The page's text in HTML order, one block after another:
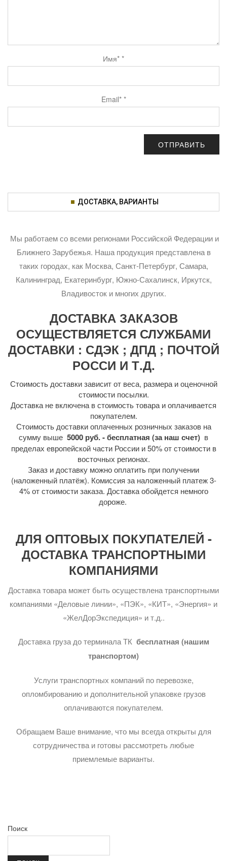
Имя* *
Email* *
ДОСТАВКА, ВАРИАНТЫ
Мы работаем со всеми регионами Российской Федерации и
Ближнего Зарубежья. Наша продукция представлена в
таких городах, как Москва, Санкт-Петербург, Самара,
Калининград, Екатеринбург, Южно-Сахалинск, Иркутск,
Владивосток и многих других.
ДОСТАВКА ЗАКАЗОВ
ОСУЩЕСТВЛЯЕТСЯ СЛУЖБАМИ
ДОСТАВКИ : СДЭК ; ДПД ; ПОЧТОЙ
РОССИ И Т.Д.
Стоимость доставки зависит от веса, размера и оценочной
стоимости посылки.
Доставка не включена в стоимость товара и оплачивается
покупателем.
Стоимость доставки оплаченных розничных заказов на
сумму выше 5000 руб. - бесплатная (за наш счет) в
пределах европейской части России и 50% от стоимости в
восточных регионах.
Заказ и доставку можно оплатить при получении
(наложенный платёж). Комиссия за наложенный платеж 3-
4% от стоимости заказа. Доставка обойдется немного
дороже.
ДЛЯ ОПТОВЫХ ПОКУПАТЕЛЕЙ -
ДОСТАВКА ТРАНСПОРТНЫМИ
КОМПАНИЯМИ
Доставка товара может быть осуществлена транспортными
компаниями «Деловые линии», «ПЭК», «КИТ», «Энергия» и
«ЖелДорЭкспедиция» и т.д..
Доставка груза до терминала ТК бесплатная (нашим
транспортом)
Услуги транспортных компаний по перевозке,
опломбированию и дополнительной упаковке грузов
оплачиваются покупателем.
Обращаем Ваше внимание, что мы всегда открыты для
сотрудничества и готовы рассмотреть любые
приемлемые варианты.
Поиск